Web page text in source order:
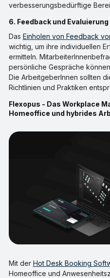
verbesserungsbedürftige
6. Feedback und Evaluierung
Das Einholen von Feedback
wichtig, um ihre individuellen
ermitteln.
persönliche Gespräche
Die ArbeitgeberInnen sollten
Richtlinien und Praktiken
Flexopus - Das Workplace Management Tool für
Homeoffice und hybrides
Mit der Hot Desk Booking
Homeoffice und